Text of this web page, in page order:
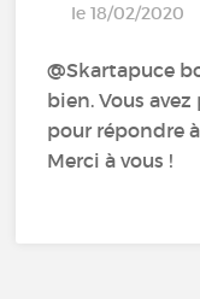
le 18/02/2020
@Skartapuce‍
bien. Vous
pour répondre
Merci à vous !